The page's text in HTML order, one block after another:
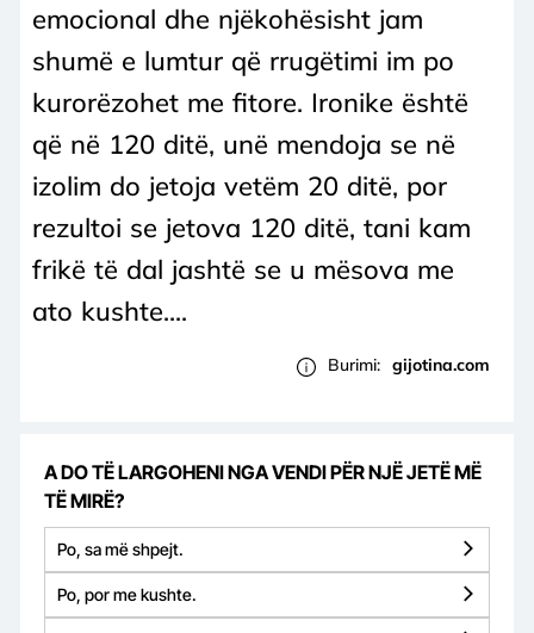
emocional dhe njëkohësisht jam
shumë e lumtur që rrugëtimi im po
kurorëzohet me fitore. Ironike është
që në 120 ditë, unë mendoja se në
izolim do jetoja vetëm 20 ditë, por
rezultoi se jetova 120 ditë, tani kam
frikë të dal jashtë se u mësova me
ato kushte....
Burimi: gijotina.com
A DO TË LARGOHENI NGA VENDI PËR NJË JETË MË
TË MIRË?
Po, sa më shpejt.
Po, por me kushte.